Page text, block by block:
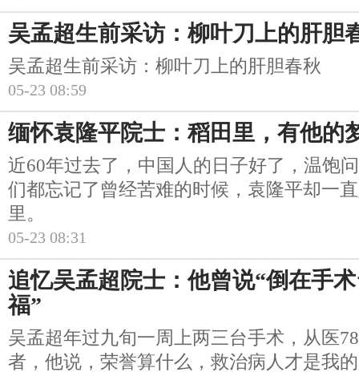
吴孟超生前采访：柳叶刀上的肝胆
吴孟超生前采访：柳叶刀上的肝胆春秋
05-23 08:59
缅怀袁隆平院士：稻田里，有他的
近60年过去了，中国人的日子好了，温饱
们都忘记了曾经苦难的时候，袁隆平却一
里。
05-23 08:31
追忆吴孟超院士：他曾说“倒在手
福”
吴孟超年过九旬一周上两三台手术，从医
者，他说，荣誉算什么，救治病人才是我